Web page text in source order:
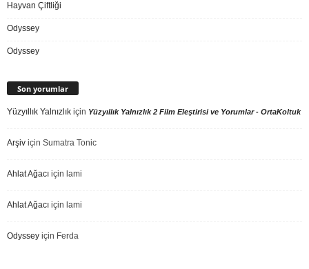
Hayvan Çiftliği
Odyssey
Odyssey
Son yorumlar
Yüzyıllık Yalnızlık için Yüzyıllık Yalnızlık 2 Film Eleştirisi ve Yorumlar - OrtaKoltuk
Arşiv için Sumatra Tonic
Ahlat Ağacı için lami
Ahlat Ağacı için lami
Odyssey için Ferda